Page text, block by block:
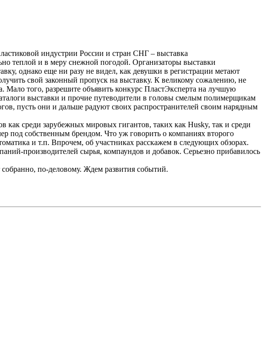
индустрии России и стран СНГ – выставка
теплой и в меру снежной погодой. Организаторы выставки
однако еще ни разу не видел, как девушки в регистрации метают
свой законный пропуск на выставку. К великому сожалению, не
Мало того, разрешите объявить конкурс ПластЭксперта на лучшую
выставки и прочие путеводители в головы смелым полимерщикам
пусть они и дальше радуют своих распространителей своим нарядным
среди зарубежных мировых гигантов, таких как Husky, так и среди
под собственным брендом. Что уж говорить о компаниях второго
и т.п. Впрочем, об участниках расскажем в следующих обзорах.
производителей сырья, компаундов и добавок. Серьезно прибавилось
по-деловому. Ждем развития событий.